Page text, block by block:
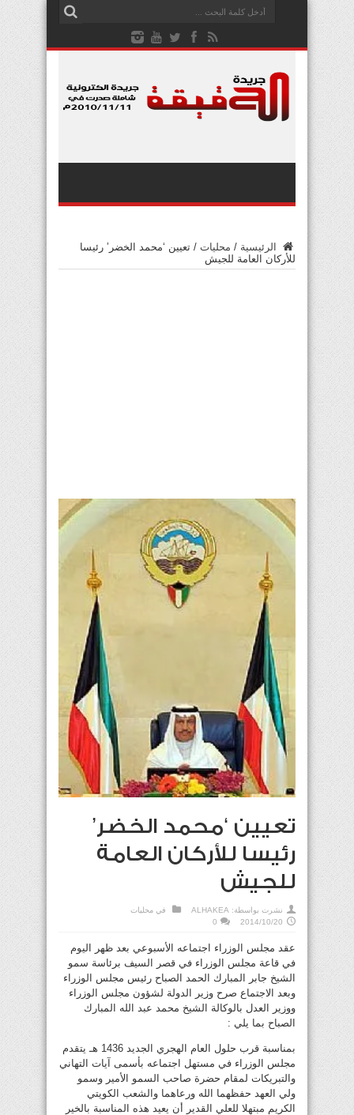
الرئيسية / محليات / تعيين ‘محمد الخضر’ رئيسا
للأركان العامة للجيش
تعيين ‘محمد الخضر’
رئيسا للأركان العامة
للجيش
نشرت بواسطة: ALHAKEA في محليات
2014/10/20
0
عقد مجلس الوزراء اجتماعه الأسبوعي بعد ظهر اليوم
في قاعة مجلس الوزراء في قصر السيف برئاسة سمو
الشيخ جابر المبارك الحمد الصباح رئيس مجلس الوزراء
وبعد الاجتماع صرح وزير الدولة لشؤون مجلس الوزراء
ووزير العدل بالوكالة الشيخ محمد عبد الله المبارك
الصباح بما يلي :
بمناسبة قرب حلول العام الهجري الجديد 1436 هـ يتقدم
مجلس الوزراء في مستهل اجتماعه بأسمى آيات التهاني
والتبريكات لمقام حضرة صاحب السمو الأمير وسمو
ولي العهد حفظهما الله ورعاهما والشعب الكويتي
الكريم مبتهلا للعلي القدير أن يعيد هذه المناسبة بالخير